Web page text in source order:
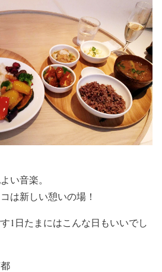
い音楽。
は新しい憩いの場！
1日たまにはこんな日もいいでし